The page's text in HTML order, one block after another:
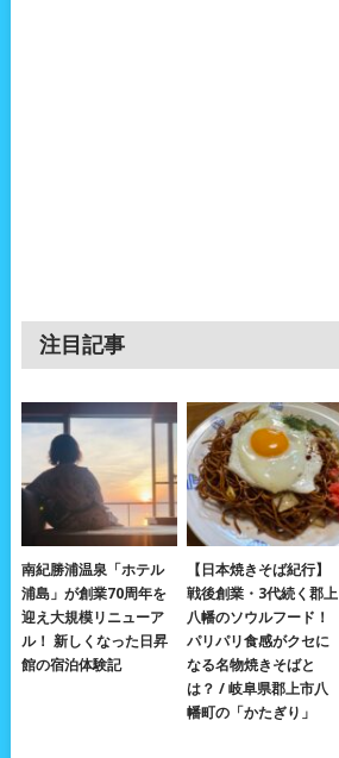
注目記事
南紀勝浦温泉「ホテル
浦島」が創業70周年を
迎え大規模リニューア
ル！ 新しくなった日昇
館の宿泊体験記
【日本焼きそば紀行】
戦後創業・3代続く郡上
八幡のソウルフード！
パリパリ食感がクセに
なる名物焼きそばと
は？ / 岐阜県郡上市八
幡町の「かたぎり」